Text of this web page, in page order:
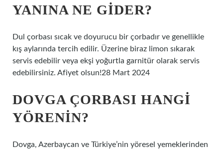
YANINA NE GIDER?
Dul çorbası sıcak ve doyurucu bir çorbadır ve genellikle
kış aylarında tercih edilir. Üzerine biraz limon sıkarak
servis edebilir veya ekşi yoğurtla garnitür olarak servis
edebilirsiniz. Afiyet olsun!28 Mart 2024
DOVGA ÇORBASI HANGI
YÖRENIN?
Dovga, Azerbaycan ve Türkiye’nin yöresel yemeklerinden